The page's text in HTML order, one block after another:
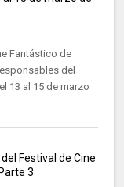
Fantástico de
del
13 al 15 de marzo
Festival de Cine
3